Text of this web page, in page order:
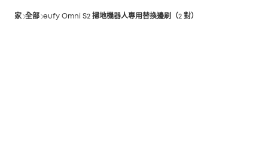
家 全部 eufy Omni S2 掃地機器人專用替換邊刷（2 對）